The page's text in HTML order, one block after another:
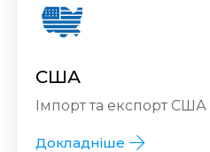
США
Імпорт та експорт США
Докладніше